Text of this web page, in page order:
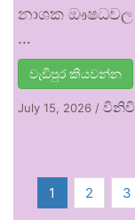
නාශක ඖෂධවල
…
වැඩිපුර කියවන්න
July 15, 2026 /
1 2 3